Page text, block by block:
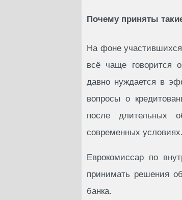
Почему приняты
На фоне участившихся
всё чаще говорится
давно нуждается в
вопросы о
после длительных
современных условиях.
Еврокомиссар по
принимать решения
банка.